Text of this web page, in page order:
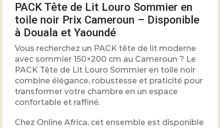
PACK Tête de Lit Louro Sommier en
toile noir Prix Cameroun – Disponible
à Douala et Yaoundé
Vous recherchez un PACK tête de lit moderne
avec sommier 150×200 cm au Cameroun ? Le
PACK Tête de Lit Louro Sommier en toile noir
combine élégance, robustesse et praticité pour
transformer votre chambre en un espace
confortable et raffiné.
Chez Online Africa, cet ensemble est disponible